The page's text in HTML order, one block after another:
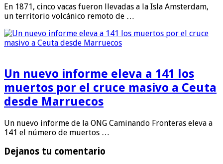
En 1871, cinco vacas fueron llevadas a la Isla Amsterdam,
un territorio volcánico remoto de …
Un nuevo informe eleva a 141 los
muertos por el cruce masivo a Ceuta
desde Marruecos
Un nuevo informe de la ONG Caminando Fronteras eleva a
141 el número de muertos …
Dejanos tu comentario